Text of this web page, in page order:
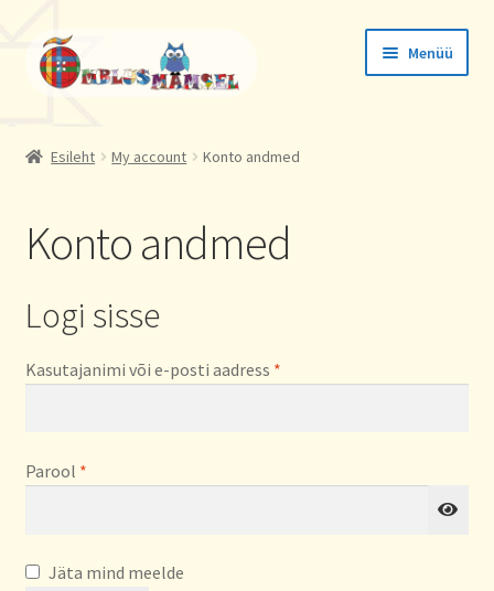
Liigu
navigeerimisele
Liigu
sisu
juurde
Menüü
Aadressid
Esileht My account Konto andmed
Konto andmed
Logi sisse
Kasutajanimi või e-posti aadress *Nõutud
Parool *Nõutud
Jäta mind meelde